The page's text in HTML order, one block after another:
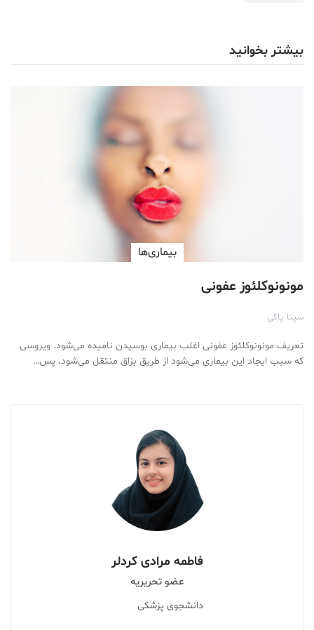
بیشتر بخوانید
بیماری‌ها
مونونوکلئوز عفونی
سینا پاکی
تعریف مونونوکلئوز عفونی اغلب بیماری بوسیدن نامیده می‌شود. ویروسی
که سبب ایجاد این بیماری می‌شود از طریق بزاق منتقل می‌شود، پس…
فاطمه مرادی کردلر
عضو تحریریه
دانشجوی پزشکی